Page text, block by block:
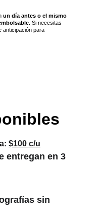
un día antes o el mismo
. Si necesitas
anticipación para
$100 c/u
entregan en 3
sin